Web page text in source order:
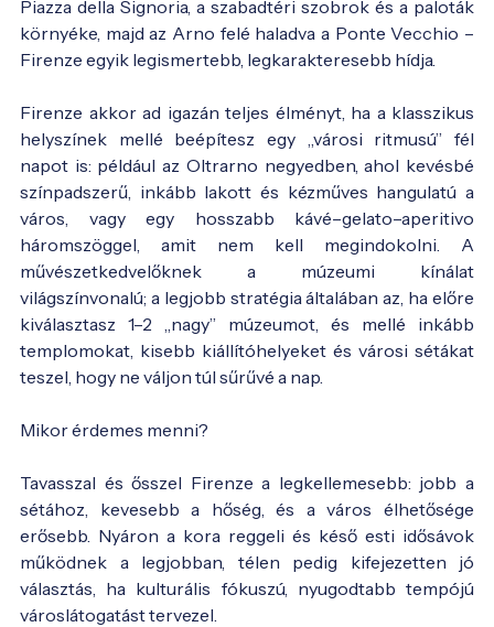
Piazza della Signoria, a szabadtéri szobrok és a paloták
környéke, majd az Arno felé haladva a Ponte Vecchio –
Firenze egyik legismertebb, legkarakteresebb hídja.
Firenze akkor ad igazán teljes élményt, ha a klasszikus
helyszínek mellé beépítesz egy „városi ritmusú” fél
napot is: például az Oltrarno negyedben, ahol kevésbé
színpadszerű, inkább lakott és kézműves hangulatú a
város, vagy egy hosszabb kávé–gelato–aperitivo
háromszöggel, amit nem kell megindokolni. A
művészetkedvelőknek a múzeumi kínálat
világszínvonalú; a legjobb stratégia általában az, ha előre
kiválasztasz 1–2 „nagy” múzeumot, és mellé inkább
templomokat, kisebb kiállítóhelyeket és városi sétákat
teszel, hogy ne váljon túl sűrűvé a nap.
Mikor érdemes menni?
Tavasszal és ősszel Firenze a legkellemesebb: jobb a
sétához, kevesebb a hőség, és a város élhetősége
erősebb. Nyáron a kora reggeli és késő esti idősávok
működnek a legjobban, télen pedig kifejezetten jó
választás, ha kulturális fókuszú, nyugodtabb tempójú
városlátogatást tervezel.